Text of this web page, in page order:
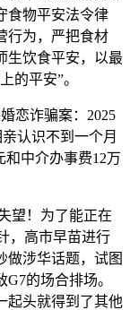
食物平安法令律
行为，严把食材
生饮食平安，以最
的平安”。
恋诈骗案：2025
认识不到一个月
和中介办事费12万
望！为了能正在
，高市早苗进行
做涉华话题，试图
的场合排场。
起头就得到了其他